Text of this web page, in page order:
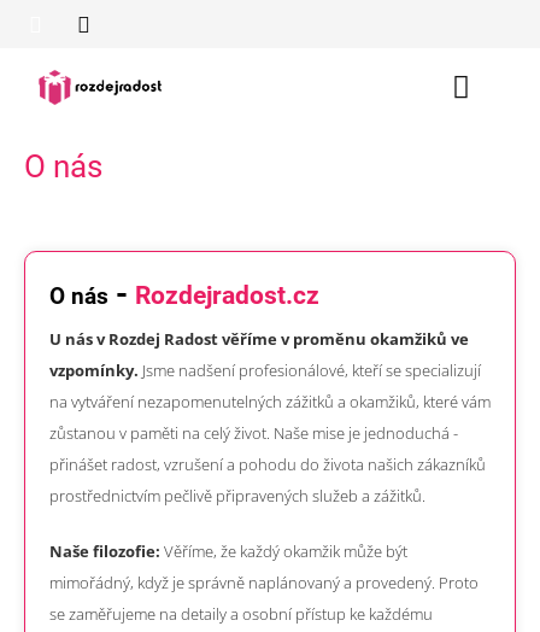
O nás
O nás - Rozdejradost.cz
U nás v Rozdej Radost věříme v proměnu okamžiků ve
vzpomínky. Jsme nadšení profesionálové, kteří se specializují
na vytváření nezapomenutelných zážitků a okamžiků, které vám
zůstanou v paměti na celý život. Naše mise je jednoduchá -
přinášet radost, vzrušení a pohodu do života našich zákazníků
prostřednictvím pečlivě připravených služeb a zážitků.
Naše filozofie: Věříme, že každý okamžik může být
mimořádný, když je správně naplánovaný a provedený. Proto
se zaměřujeme na detaily a osobní přístup ke každému